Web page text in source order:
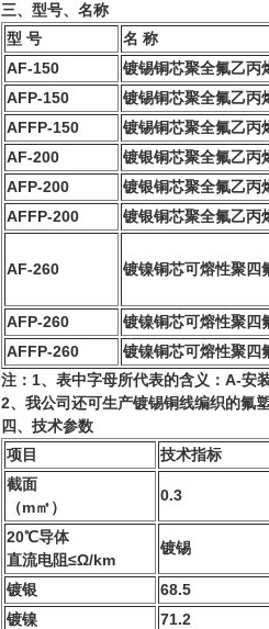
三、型号、名称
型 号
名 称
AF-150
镀锡铜芯聚全氟乙丙
AFP-150
镀锡铜芯聚全氟乙丙
AFFP-150
镀锡铜芯聚全氟乙丙
AF-200
镀银铜芯聚全氟乙丙
AFP-200
镀银铜芯聚全氟乙丙
AFFP-200
镀银铜芯聚全氟乙丙
AF-260 镀镍铜芯可熔性聚四
AFP-260
镀镍铜芯可熔性聚四
AFFP-260
镀镍铜芯可熔性聚四
注：1、表中字母所代表的含义：A-安
2、我公司还可生产镀锡铜线编织的氟
四、技术参数
项目
技术指标
截面
（m㎡）
0.3
20℃导体
直流电阻≤Ω/km
镀锡
镀银 68.5
镀镍
71.2